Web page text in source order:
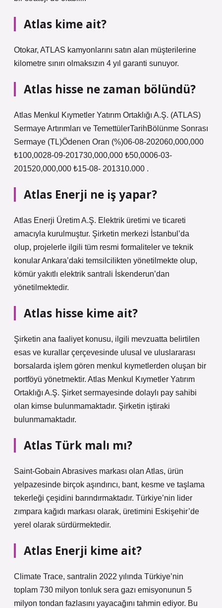
Atlas kime ait?
Otokar, ATLAS kamyonlarını satın alan müşterilerine
kilometre sınırı olmaksızın 4 yıl garanti sunuyor.
Atlas hisse ne zaman bölündü?
Atlas Menkul Kıymetler Yatırım Ortaklığı A.Ş. (ATLAS)
Sermaye Artırımları ve TemettülerTarihBölünme Sonrası
Sermaye (TL)Ödenen Oran (%)06-08-202060,000,000
₺100,0028-09-201730,000,000 ₺50,0006-03-
201520,000,000 ₺15-08- 201310.000 .
Atlas Enerji ne iş yapar?
Atlas Enerji Üretim A.Ş. Elektrik üretimi ve ticareti
amacıyla kurulmuştur. Şirketin merkezi İstanbul’da
olup, projelerle ilgili tüm resmi formaliteler ve teknik
konular Ankara’daki temsilcilikten yönetilmekte olup,
kömür yakıtlı elektrik santrali İskenderun’dan
yönetilmektedir.
Atlas hisse kime ait?
Şirketin ana faaliyet konusu, ilgili mevzuatta belirtilen
esas ve kurallar çerçevesinde ulusal ve uluslararası
borsalarda işlem gören menkul kıymetlerden oluşan bir
portföyü yönetmektir. Atlas Menkul Kıymetler Yatırım
Ortaklığı A.Ş. Şirket sermayesinde dolaylı pay sahibi
olan kimse bulunmamaktadır. Şirketin iştiraki
bulunmamaktadır.
Atlas Türk malı mı?
Saint-Gobain Abrasives markası olan Atlas, ürün
yelpazesinde birçok aşındırıcı, bant, kesme ve taşlama
tekerleği çeşidini barındırmaktadır. Türkiye’nin lider
zımpara kağıdı markası olarak, üretimini Eskişehir’de
yerel olarak sürdürmektedir.
Atlas Enerji kime ait?
Climate Trace, santralin 2022 yılında Türkiye’nin
toplam 730 milyon tonluk sera gazı emisyonunun 5
milyon tondan fazlasını yayacağını tahmin ediyor. Bu